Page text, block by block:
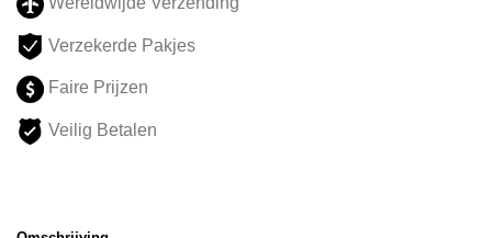
Verzekerde Pakjes
Faire Prijzen
Veilig Betalen